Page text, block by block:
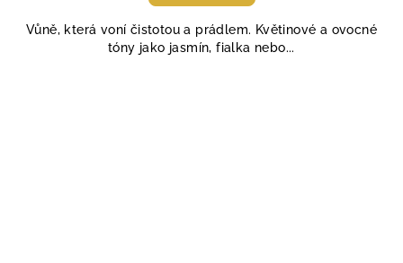
Vůně, která voní čistotou a prádlem. Květinové a ovocné
tóny jako jasmín, fialka nebo...